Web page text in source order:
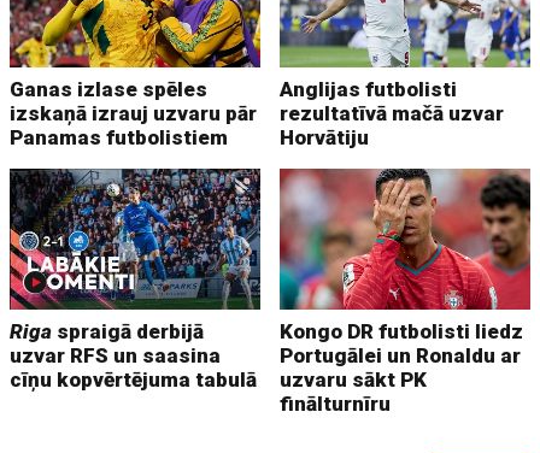
Ganas izlase spēles
izskaņā izrauj uzvaru pār
Panamas futbolistiem
Anglijas futbolisti
rezultatīvā mačā uzvar
Horvātiju
Riga spraigā derbijā
uzvar RFS un saasina
cīņu kopvērtējuma tabulā
Kongo DR futbolisti liedz
Portugālei un Ronaldu ar
uzvaru sākt PK
finālturnīru